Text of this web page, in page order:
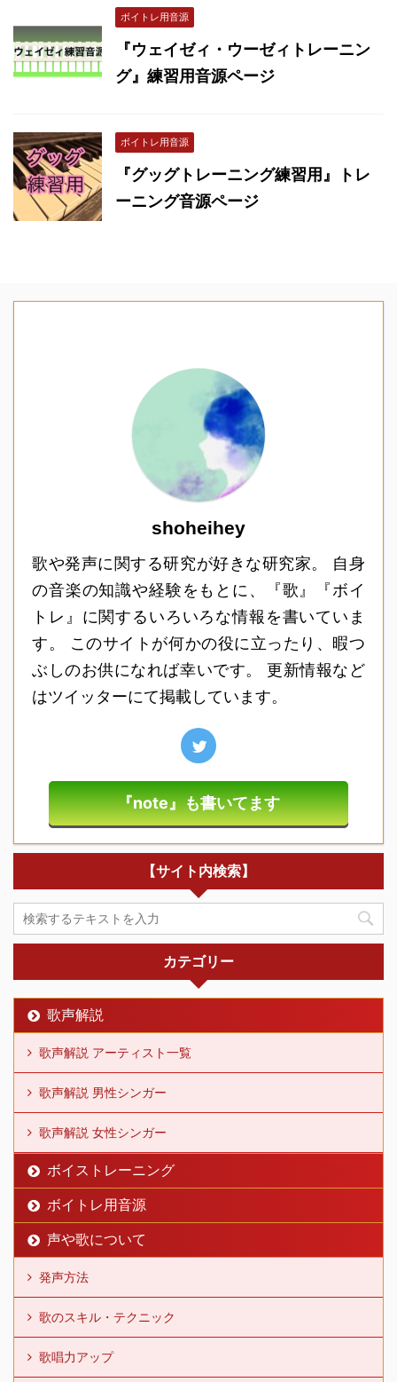
ボイトレ用音源
『ウェイゼィ・ウーゼィトレーニン
グ』練習用音源ページ
ボイトレ用音源
『グッグトレーニング練習用』トレ
ーニング音源ページ
shoheihey
歌や発声に関する研究が好きな研究家。 自身
の音楽の知識や経験をもとに、『歌』『ボイ
トレ』に関するいろいろな情報を書いていま
す。 このサイトが何かの役に立ったり、暇つ
ぶしのお供になれば幸いです。 更新情報など
はツイッターにて掲載しています。
『note』も書いてます
【サイト内検索】
カテゴリー
歌声解説
歌声解説 アーティスト一覧
歌声解説 男性シンガー
歌声解説 女性シンガー
ボイストレーニング
ボイトレ用音源
声や歌について
発声方法
歌のスキル・テクニック
歌唱力アップ